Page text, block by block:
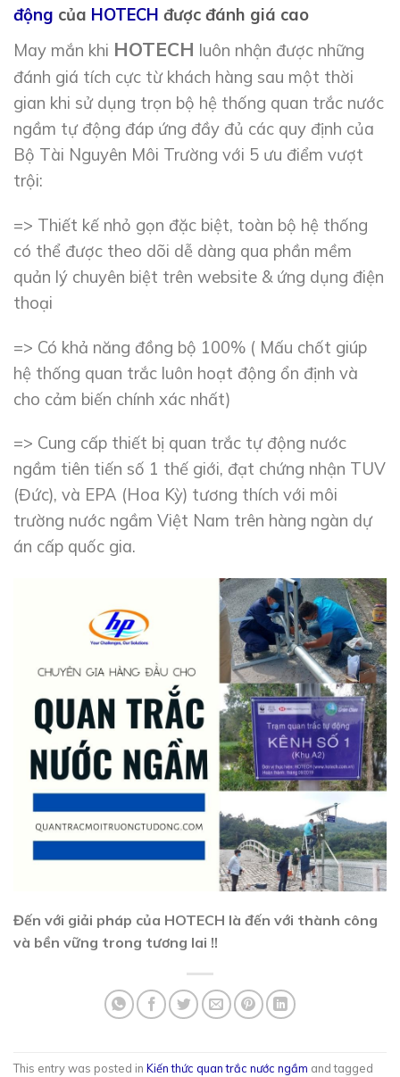
động của HOTECH được đánh giá cao
May mắn khi HOTECH luôn nhận được những
đánh giá tích cực từ khách hàng sau một thời
gian khi sử dụng trọn bộ hệ thống quan trắc nước
ngầm tự động đáp ứng đầy đủ các quy định của
Bộ Tài Nguyên Môi Trường với 5 ưu điểm vượt
trội:
=> Thiết kế nhỏ gọn đặc biệt, toàn bộ hệ thống
có thể được theo dõi dễ dàng qua phần mềm
quản lý chuyên biệt trên website & ứng dụng điện
thoại
=> Có khả năng đồng bộ 100% ( Mấu chốt giúp
hệ thống quan trắc luôn hoạt động ổn định và
cho cảm biến chính xác nhất)
=> Cung cấp thiết bị quan trắc tự động nước
ngầm tiên tiến số 1 thế giới, đạt chứng nhận TUV
(Đức), và EPA (Hoa Kỳ) tương thích với môi
trường nước ngầm Việt Nam trên hàng ngàn dự
án cấp quốc gia.
Đến với giải pháp của HOTECH là đến với thành công
và bền vững trong tương lai !!
This entry was posted in Kiến thức quan trắc nước ngầm and tagged